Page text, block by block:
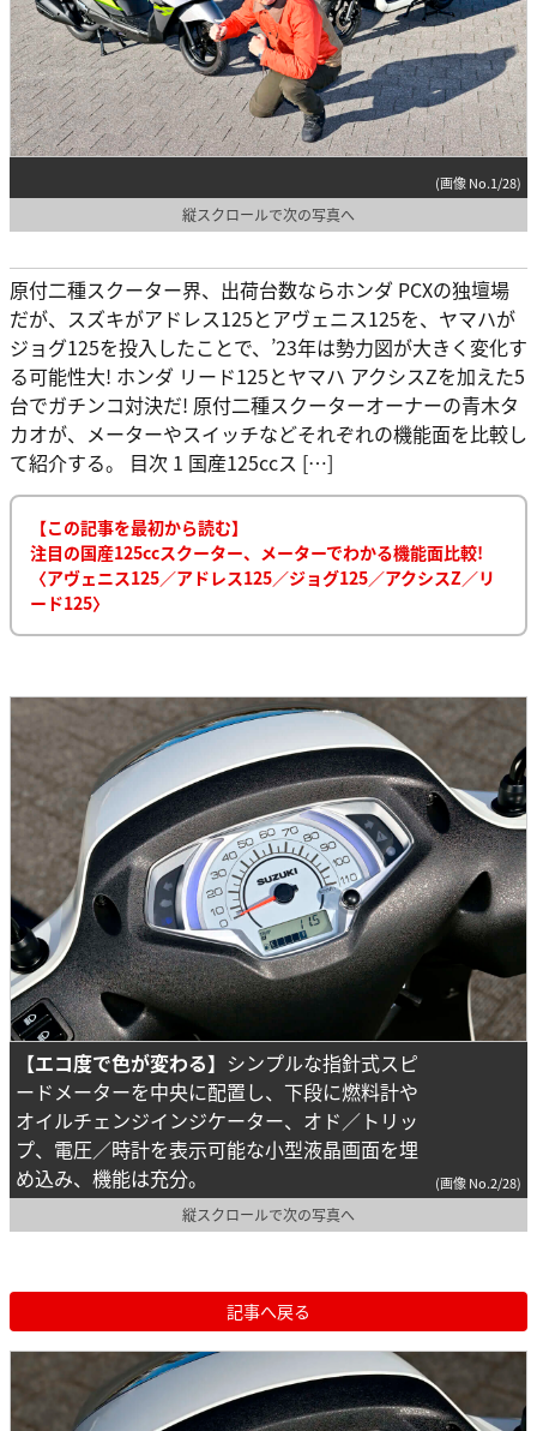
(画像 No.1/28)
縦スクロールで次の写真へ
原付二種スクーター界、出荷台数ならホンダ PCXの独壇場
だが、スズキがアドレス125とアヴェニス125を、ヤマハが
ジョグ125を投入したことで、’23年は勢力図が大きく変化す
る可能性大! ホンダ リード125とヤマハ アクシスZを加えた5
台でガチンコ対決だ! 原付二種スクーターオーナーの青木タ
カオが、メーターやスイッチなどそれぞれの機能面を比較し
て紹介する。 目次 1 国産125ccス […]
【この記事を最初から読む】
注目の国産125ccスクーター、メーターでわかる機能面比較!
〈アヴェニス125／アドレス125／ジョグ125／アクシスZ／リ
ード125〉
【エコ度で色が変わる】 シンプルな指針式スピ
ードメーターを中央に配置し、下段に燃料計や
オイルチェンジインジケーター、オド／トリッ
プ、電圧／時計を表示可能な小型液晶画面を埋
め込み、機能は充分。
(画像 No.2/28)
縦スクロールで次の写真へ
記事へ戻る